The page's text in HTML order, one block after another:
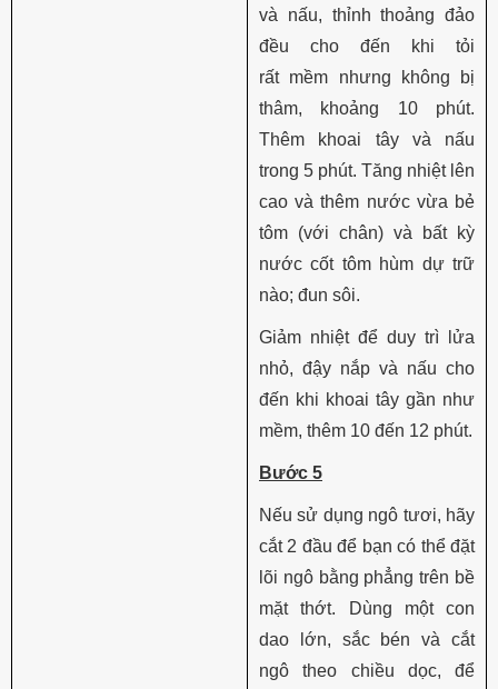
và nấu, thỉnh thoảng đảo
đều cho đến khi tỏi
rất mềm nhưng không bị
thâm, khoảng 10 phút.
Thêm khoai tây và nấu
trong 5 phút. Tăng nhiệt lên
cao và thêm nước vừa bẻ
tôm (với chân) và bất kỳ
nước cốt tôm hùm dự trữ
nào; đun sôi.
Giảm nhiệt để duy trì lửa
nhỏ, đậy nắp và nấu cho
đến khi khoai tây gần như
mềm, thêm 10 đến 12 phút.
Bước 5
Nếu sử dụng ngô tươi, hãy
cắt 2 đầu để bạn có thể đặt
lõi ngô bằng phẳng trên bề
mặt thớt. Dùng một con
dao lớn, sắc bén và cắt
ngô theo chiều dọc, để